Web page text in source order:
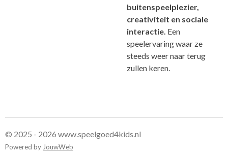
buitenspeelplezier,
creativiteit en sociale
interactie. Een
speelervaring waar ze
steeds weer naar terug
zullen keren.
© 2025 - 2026 www.speelgoed4kids.nl
Powered by JouwWeb